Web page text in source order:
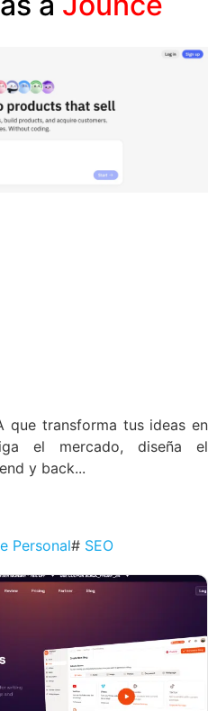
que transforma tus ideas en
el mercado, diseña el
y back...
Personal# SEO